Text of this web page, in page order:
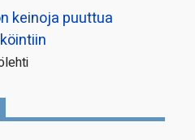
keinoja puuttua